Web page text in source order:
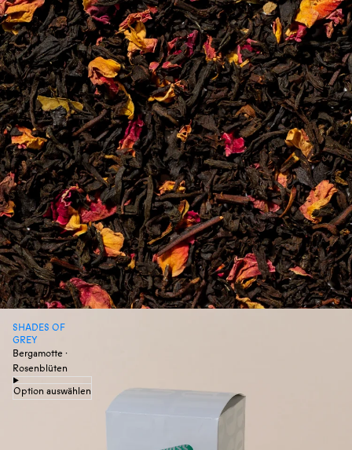
SHADES OF
GREY
Bergamotte ·
Rosenblüten
Option auswählen